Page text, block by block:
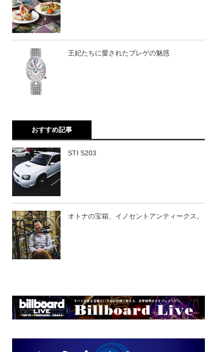
王妃たちに愛されたブレゲの魅惑
おすすめ記事
STI S203
オトナの宝箱、イノセントアンティークス。